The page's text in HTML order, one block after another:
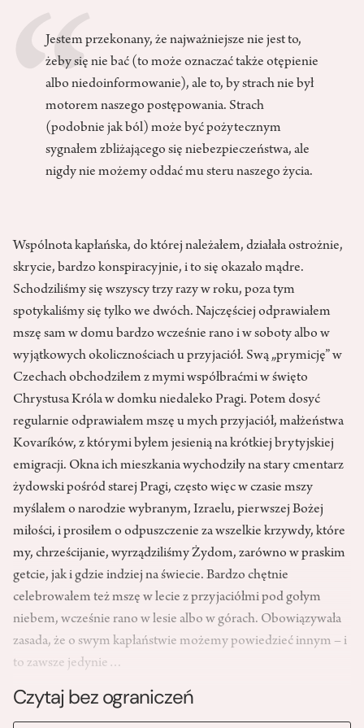
Jestem przekonany, że najważniejsze nie jest to,
żeby się nie bać (to może oznaczać także otępienie
albo niedoinformowanie), ale to, by strach nie był
motorem naszego postępowania. Strach
(podobnie jak ból) może być pożytecznym
sygnałem zbliżającego się niebezpieczeństwa, ale
nigdy nie możemy oddać mu steru naszego życia.
Wspólnota kapłańska, do której należałem, działała ostrożnie,
skrycie, bardzo konspiracyjnie, i to się okazało mądre.
Schodziliśmy się wszyscy trzy razy w roku, poza tym
spotykaliśmy się tylko we dwóch. Najczęściej odprawiałem
mszę sam w domu bardzo wcześnie rano i w soboty albo w
wyjątkowych okolicznościach u przyjaciół. Swą „prymicję” w
Czechach obchodziłem z mymi współbraćmi w święto
Chrystusa Króla w domku niedaleko Pragi. Potem dosyć
regularnie odprawiałem mszę u mych przyjaciół, małżeństwa
Kovaríków, z którymi byłem jesienią na krótkiej brytyjskiej
emigracji. Okna ich mieszkania wychodziły na stary cmentarz
żydowski pośród starej Pragi, często więc w czasie mszy
myślałem o narodzie wybranym, Izraelu, pierwszej Bożej
miłości, i prosiłem o odpuszczenie za wszelkie krzywdy, które
my, chrześcijanie, wyrządziliśmy Żydom, zarówno w praskim
getcie, jak i gdzie indziej na świecie. Bardzo chętnie
celebrowałem też mszę w lecie z przyjaciółmi pod gołym
niebem, wcześnie rano w lesie albo w górach. Obowiązywała
zasada, że o swym kapłaństwie możemy powiedzieć innym – i
to zawsze jedynie…
Czytaj bez ograniczeń